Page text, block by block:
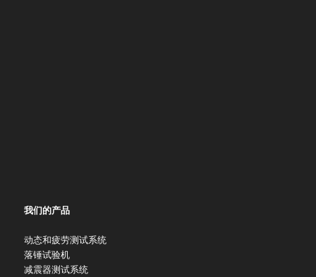
我们的产品
动态和疲劳测试系统
落锤试验机
减震器测试系统